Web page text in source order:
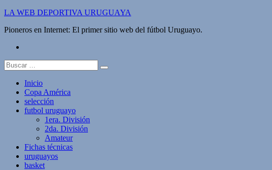
Saltar
contenido
LA WEB DEPORTIVA URUGUAYA
Pioneros en Internet: El primer sitio web del fútbol Uruguayo.
Buscar:
Inicio
Copa América
selección
futbol uruguayo
1era. División
2da. División
Amateur
Fichas técnicas
uruguayos
basket